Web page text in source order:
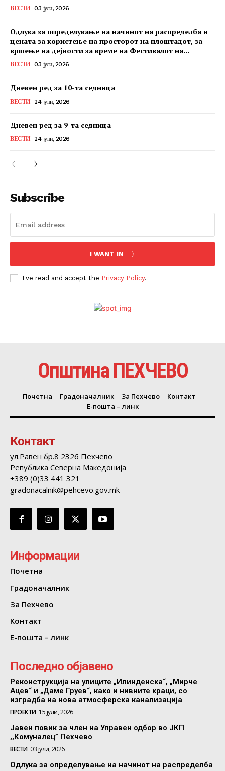
ВЕСТИ 03 јули, 2026
Одлука за определување на начинот на распределба и
цената за користење на просторот на плоштадот, за
вршење на дејности за време на Фестивалот на...
ВЕСТИ 03 јули, 2026
Дневен ред за 10-та седница
ВЕСТИ 24 јуни, 2026
Дневен ред за 9-та седница
ВЕСТИ 24 јуни, 2026
Subscribe
I WANT IN
I've read and accept the Privacy Policy.
Општина ПЕХЧЕВО
Почетна Градоначалник За Пехчево
Контакт
Е-пошта – линк
Контакт
ул.Равен бр.8 2326 Пехчево
Република Северна Македонија
+389 (0)33 441 321
gradonacalnik@pehcevo.gov.mk
Информации
Почетна
Градоначалник
За Пехчево
Контакт
Е-пошта – линк
Последно објавено
Реконструкција на улиците „Илинденска“, „Мирче
Ацев“ и „Даме Груев“, како и нивните краци, со
изградба на нова атмосферска канализација
ПРОЕКТИ 15 јули, 2026
Јавен повик за член на Управен одбор во ЈКП
,,Комуналец” Пехчево
ВЕСТИ 03 јули, 2026
Одлука за определување на начинот на распределба